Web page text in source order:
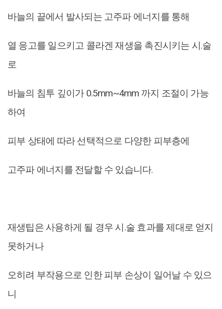
바늘의 끝에서 발사되는 고주파 에너지를 통해
열 응고를 일으키고 콜라겐 재생을 촉진시키는 시.술
로
바늘의 침투 깊이가 0.5mm~4mm 까지 조절이 가능
하여
피부 상태에 따라 선택적으로 다양한 피부층에
고주파 에너지를 전달할 수 있습니다.
재생팁은 사용하게 될 경우 시.술 효과를 제대로 얻지
못하거나
오히려 부작용으로 인한 피부 손상이 일어날 수 있으
니